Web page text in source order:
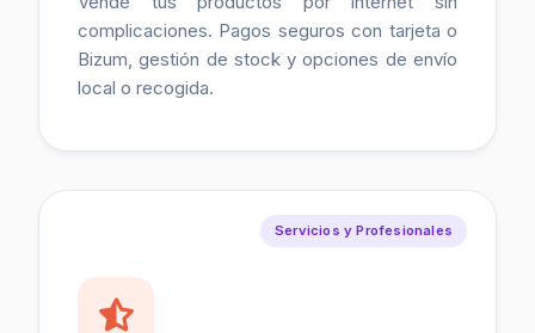
complicaciones. Pagos seguros con tarjeta o
Bizum, gestión de stock y opciones de envío
local o recogida.
Servicios y Profesionales